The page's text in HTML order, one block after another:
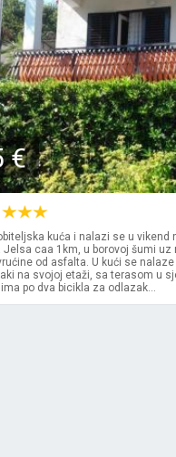
€
kuća i nalazi se u
caa 1km, u borovoj šumi uz
od asfalta. U kući se
na svojoj etaži, sa terasom u
po dva bicikla za odlazak...